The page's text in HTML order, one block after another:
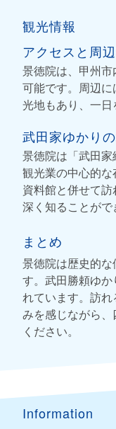
観光情報
アクセスと周
景徳院は、甲州
可能です。周辺
光地もあり、一日
武田家ゆかり
景徳院は「武田
観光業の中心的
資料館と併せて
深く知ることがで
まとめ
景徳院は歴史的
す。武田勝頼ゆ
れています。訪
みを感じながら
ください。
Information